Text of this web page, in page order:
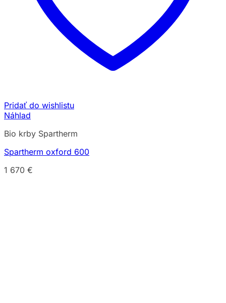
Pridať do wishlistu
Náhlad
Bio krby Spartherm
Spartherm oxford 600
1 670 €